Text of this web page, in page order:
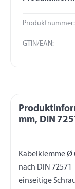
Produktnummer:
GTIN/EAN:
mm, DIN
Kabelklemme Ø
nach DIN 72571
einseitige